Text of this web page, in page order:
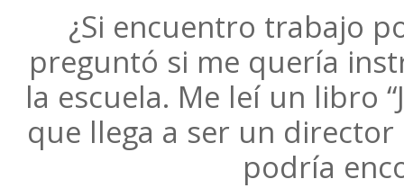
¿Si encuentro trabajo
preguntó si me quería
la escuela. Me leí un libro
que llega a ser un
podría